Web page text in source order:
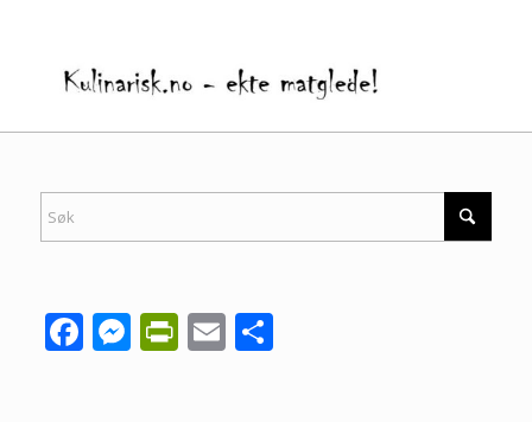
Facebook
Messenger
PrintFriendly
EmailShare